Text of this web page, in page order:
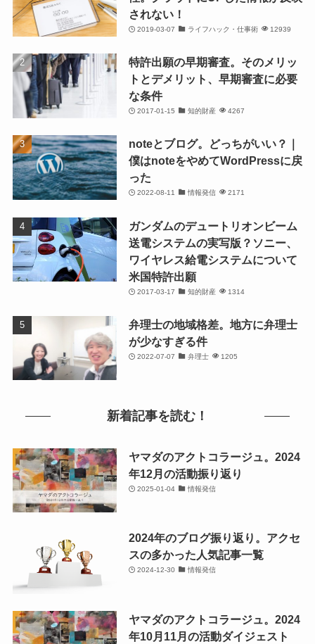
されない！
2019-03-07 ライフハック・仕事術 12939
特許出願の早期審査。そのメリッ
トとデメリット、早期審査に必要
な条件
2017-01-15 知的財産 4267
noteとブログ。どっちがいい？｜
僕はnoteをやめてWordPressに戻
った
2022-08-11 情報発信 2171
ガンダムのデュートリオンビーム
送電システムの実写版？ソニー、
ワイヤレス給電システムについて
米国特許出願
2017-03-17 知的財産 1314
弁理士の地域格差。地方に弁理士
が少なすぎる件
2022-07-07 弁理士 1205
新着記事を読む！
ヤマダのアクトコラージュ。2024
年12月の活動振り返り
2025-01-04 情報発信
2024年のブログ振り返り。アクセ
スの多かった人気記事一覧
2024-12-30 情報発信
ヤマダのアクトコラージュ。2024
年10月11月の活動ダイジェスト